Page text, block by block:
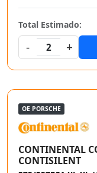
Total Estimado:
-
2 +
OE PORSCHE
CONTINENTAL
CONTISILENT